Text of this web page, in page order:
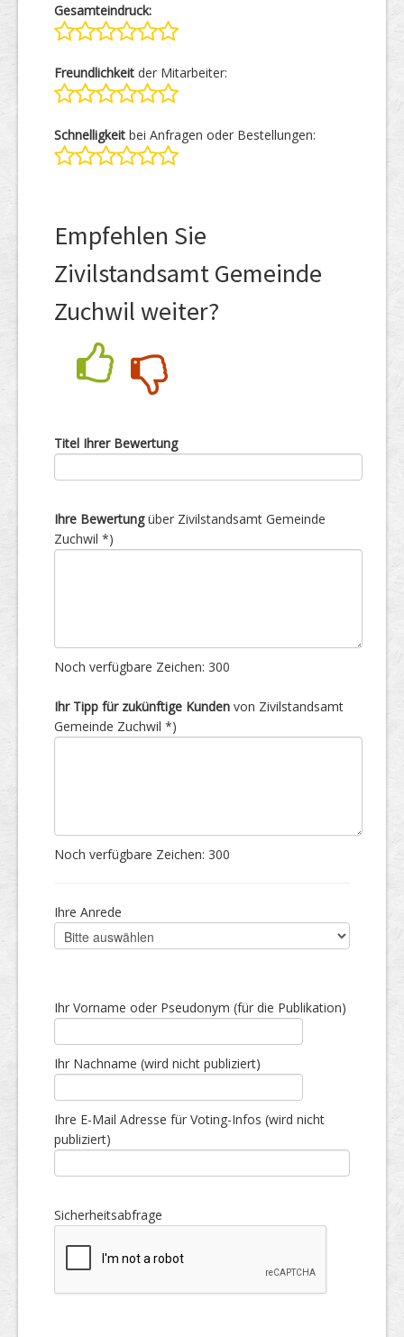
Gesamteindruck:
Freundlichkeit der Mitarbeiter:
Schnelligkeit bei Anfragen oder Bestellungen:
Empfehlen Sie
Zivilstandsamt Gemeinde
Zuchwil weiter?
Titel Ihrer Bewertung
Ihre Bewertungüber Zivilstandsamt Gemeinde
Zuchwil *)
Noch verfügbare Zeichen: 300
Ihr Tipp für zukünftige Kunden von Zivilstandsamt
Gemeinde Zuchwil *)
Noch verfügbare Zeichen: 300
Ihre Anrede
Ihr Vorname oder Pseudonym (für die Publikation)
Ihr Nachname (wird nicht publiziert)
Ihre E-Mail Adresse für Voting-Infos (wird nicht
publiziert)
Sicherheitsabfrage